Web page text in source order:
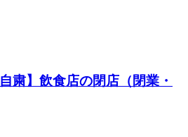
粛】飲食店の閉店（閉業・